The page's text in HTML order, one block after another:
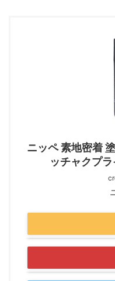
ニッペ 素地密着
ッチャクプ